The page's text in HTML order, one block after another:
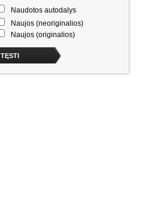
Naudotos autodalys
Naujos (neoriginalios)
Naujos (originalios)
TĘSTI